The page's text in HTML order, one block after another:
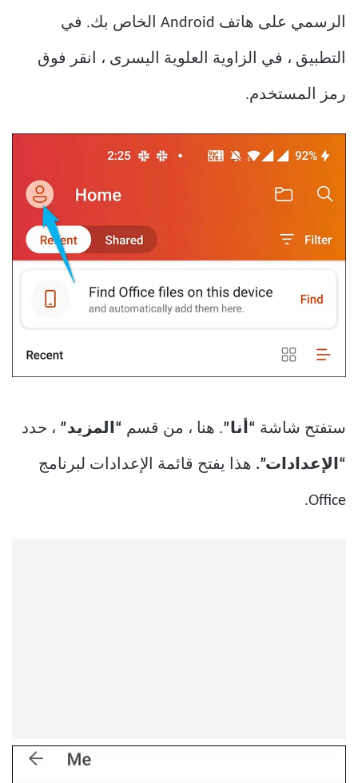
الرسمي على هاتف Android الخاص بك. في
التطبيق ، في الزاوية العلوية اليسرى ، انقر فوق
رمز المستخدم.
ستفتح شاشة “أنا”. هنا ، من قسم “المزيد” ، حدد
“الإعدادات”. هذا يفتح قائمة الإعدادات لبرنامج
Office.